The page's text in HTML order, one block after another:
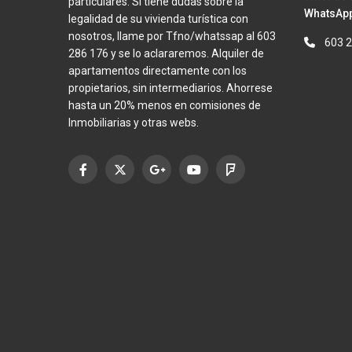
legalidad de su vivienda turística con
nosotros, llame por Tfno/whatssap al 603
286 176 y se lo aclararemos. Alquiler de
apartamentos directamente con los
propietarios, sin intermediarios. Ahorrese
hasta un 20% menos en comisiones de
Inmobiliarias y otras webs.
603